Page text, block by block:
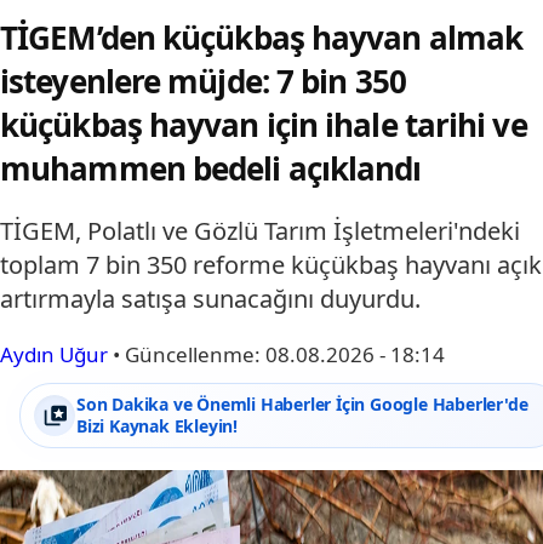
TİGEM’den küçükbaş hayvan almak
isteyenlere müjde: 7 bin 350
küçükbaş hayvan için ihale tarihi ve
muhammen bedeli açıklandı
TİGEM, Polatlı ve Gözlü Tarım İşletmeleri'ndeki
toplam 7 bin 350 reforme küçükbaş hayvanı açık
artırmayla satışa sunacağını duyurdu.
Aydın Uğur • Güncellenme: 08.08.2026 - 18:14
Son Dakika ve Önemli Haberler İçin Google Haberler'de
Bizi Kaynak Ekleyin!